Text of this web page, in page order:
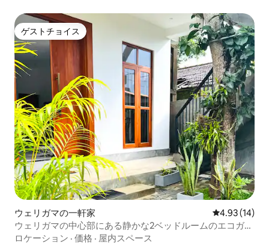
ゲストチョイス
ゲストチョイス
ウェリガマの一軒家 レビュー14
4.93 (14)
ウェリガマの中心部にある静かな2ベッドルームのエコガー
デンホーム
ロケーション · 価格 · 屋内スペース